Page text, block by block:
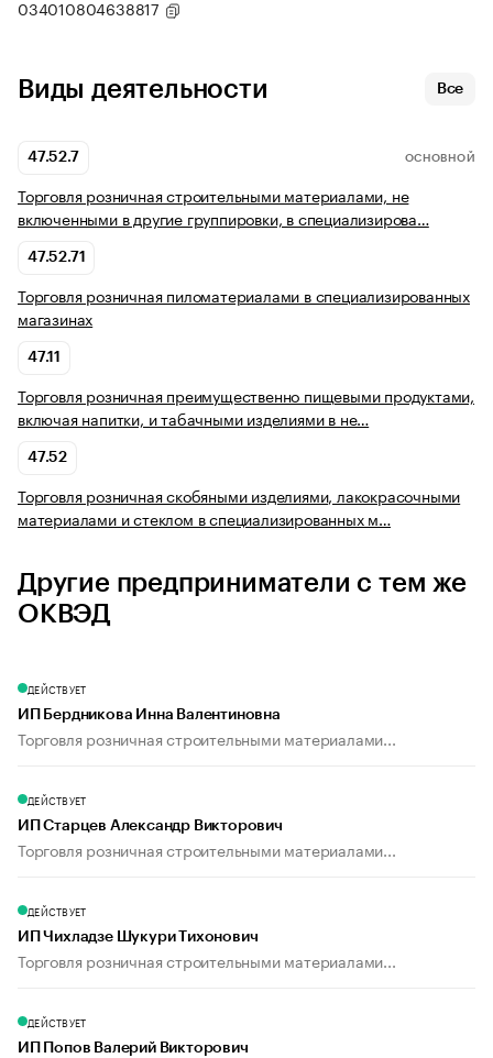
034010804638817
Виды деятельности Все
47.52.7 ОСНОВНОЙ
Торговля розничная строительными материалами, не
включенными в другие группировки, в специализирова…
47.52.71
Торговля розничная пиломатериалами в специализированных
магазинах
47.11
Торговля розничная преимущественно пищевыми продуктами,
включая напитки, и табачными изделиями в не…
47.52
Торговля розничная скобяными изделиями, лакокрасочными
материалами и стеклом в специализированных м…
Другие предприниматели с тем же
ОКВЭД
ДЕЙСТВУЕТ
ИП Бердникова Инна Валентиновна
Торговля розничная строительными материалами...
ДЕЙСТВУЕТ
ИП Старцев Александр Викторович
Торговля розничная строительными материалами...
ДЕЙСТВУЕТ
ИП Чихладзе Шукури Тихонович
Торговля розничная строительными материалами...
ДЕЙСТВУЕТ
ИП Попов Валерий Викторович